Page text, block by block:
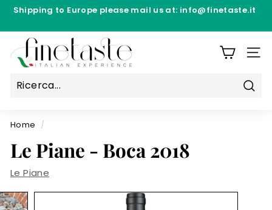
Vai
contenutoDirettamente dai laboratori di produzione -
Spedizione Gratuita da 69,90€ per Produttore
Shipping to Europe please mail us at: info@finetaste.it
F
i
n
e
a
s
t
e
Home /
Le Piane - Boca 2018
Le Piane